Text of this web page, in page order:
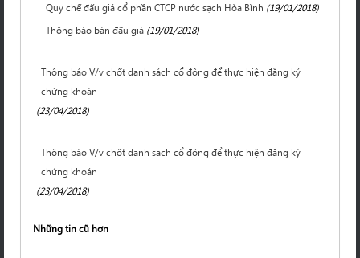
Quy chế đấu giá cổ phần CTCP nước sạch Hòa Bình (19/01/2018)
Thông báo bán đấu giá (19/01/2018)
Thông báo V/v chốt danh sách cổ đông để thực hiện đăng ký
chứng khoán
(23/04/2018)
Thông báo V/v chốt danh sach cổ đông để thực hiện đăng ký
chứng khoán
(23/04/2018)
Những tin cũ hơn